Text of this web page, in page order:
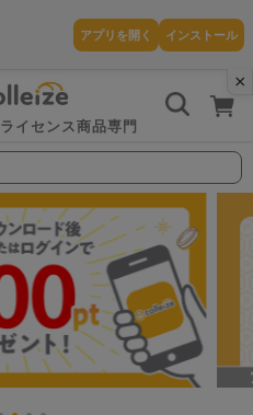
×
アプリを開く インストール
イセンス商品専門
公式ライセンス商品専門